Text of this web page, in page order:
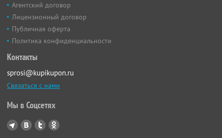
Агентский договор
Лицензионный договор
Публичная оферта
Политика конфиденциальности
Контакты
sprosi@kupikupon.ru
Связаться с нами
Мы в Соцсетях